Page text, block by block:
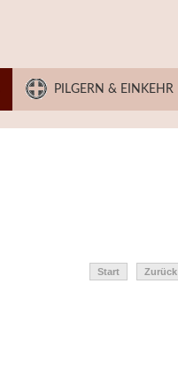
PILGERN & EINKEHR
Start Zurück